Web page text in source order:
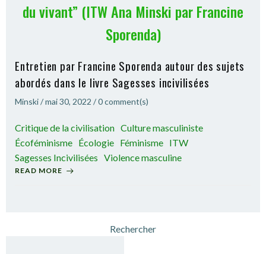
du vivant” (ITW Ana Minski par Francine
Sporenda)
Entretien par Francine Sporenda autour des sujets
abordés dans le livre Sagesses incivilisées
Minski/mai 30, 2022 /0comment(s)
Critique de la civilisation Culture masculiniste
Écoféminisme Écologie Féminisme ITW
Sagesses Incivilisées Violence masculine
READ MORE
Rechercher